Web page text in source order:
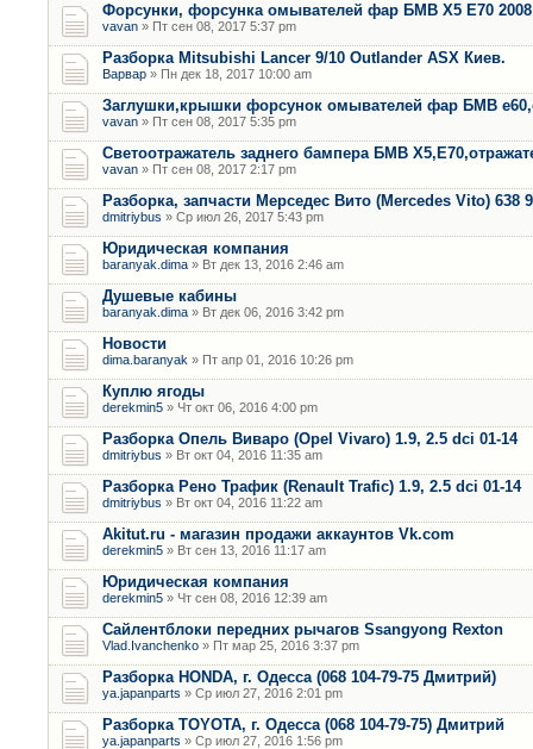
Форсунки, форсунка омывателей фар БМВ Х5 Е70 2008
vavan » Пт сен 08, 2017 5:37 pm
Разборка Mitsubishi Lancer 9/10 Outlander ASX Киев.
Варвар » Пн дек 18, 2017 10:00 am
Заглушки,крышки форсунок омывателей фар БМВ
vavan » Пт сен 08, 2017 5:35 pm
Светоотражатель заднего бампера БМВ
vavan » Пт сен 08, 2017 2:17 pm
Разборка, запчасти Мерседес Вито (Mercedes Vito) 638
dmitriybus » Ср июл 26, 2017 5:43 pm
Юридическая компания
baranyak.dima » Вт дек 13, 2016 2:46 am
Душевые кабины
baranyak.dima » Вт дек 06, 2016 3:42 pm
Новости
dima.baranyak » Пт апр 01, 2016 10:26 pm
Куплю ягоды
derekmin5 » Чт окт 06, 2016 4:00 pm
Разборка Опель Виваро (Opel Vivaro) 1.9, 2.5 dci 01-14
dmitriybus » Вт окт 04, 2016 11:35 am
Разборка Рено Трафик (Renault Trafic) 1.9, 2.5 dci 01-14
dmitriybus » Вт окт 04, 2016 11:22 am
Akitut.ru - магазин продажи аккаунтов Vk.com
derekmin5 » Вт сен 13, 2016 11:17 am
Юридическая компания
derekmin5 » Чт сен 08, 2016 12:39 am
Сайлентблоки передних рычагов Ssangyong Rexton
Vlad.Ivanchenko » Пт мар 25, 2016 3:37 pm
Разборка HONDA, г. Одесса (068 104-79-75 Дмитрий)
ya.japanparts » Ср июл 27, 2016 2:01 pm
Разборка TOYOTA, г. Одесса (068 104-79-75) Дмитрий
ya.japanparts » Ср июл 27, 2016 1:56 pm